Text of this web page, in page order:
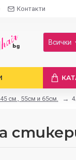
Контакти
Всички
см., 55см и 65см.